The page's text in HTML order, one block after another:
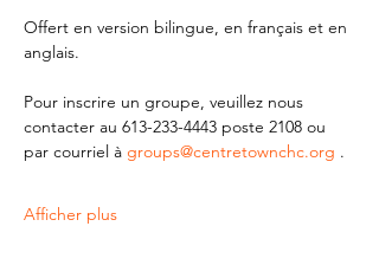
Offert en version bilingue, en français et en
anglais.
Pour inscrire un groupe, veuillez nous
contacter au 613-233-4443 poste 2108 ou
par courriel à groups@centretownchc.org .
Afficher plus